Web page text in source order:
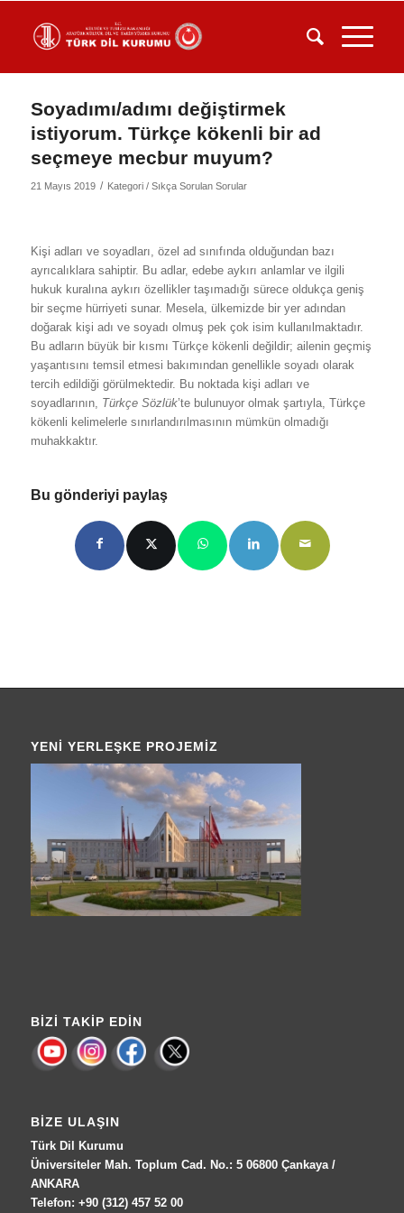
Soyadımı/adımı değiştirmek
istiyorum. Türkçe kökenli bir ad
seçmeye mecbur muyum?
21 Mayıs 2019 / Kategori / Sıkça Sorulan Sorular
Kişi adları ve soyadları, özel ad sınıfında olduğundan bazı
ayrıcalıklara sahiptir. Bu adlar, edebe aykırı anlamlar ve ilgili
hukuk kuralına aykırı özellikler taşımadığı sürece oldukça geniş
bir seçme hürriyeti sunar. Mesela, ülkemizde bir yer adından
doğarak kişi adı ve soyadı olmuş pek çok isim kullanılmaktadır.
Bu adların büyük bir kısmı Türkçe kökenli değildir; ailenin geçmiş
yaşantısını temsil etmesi bakımından genellikle soyadı olarak
tercih edildiği görülmektedir. Bu noktada kişi adları ve
soyadlarının, Türkçe Sözlük’te bulunuyor olmak şartıyla, Türkçe
kökenli kelimelerle sınırlandırılmasının mümkün olmadığı
muhakkaktır.
Bu gönderiyi paylaş
YENI YERLEŞKE PROJEMIZ
BIZI TAKIP EDIN
BIZE ULAŞIN
Türk Dil Kurumu
Üniversiteler Mah. Toplum Cad. No.: 5 06800 Çankaya /
ANKARA
Telefon: +90 (312) 457 52 00